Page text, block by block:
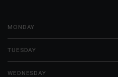
MONDAY
TUESDAY
WEDNESDAY